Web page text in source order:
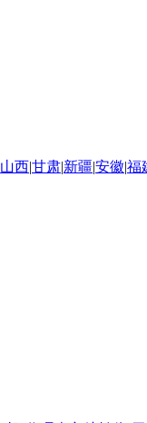
山西|甘肃|新疆|安徽|福